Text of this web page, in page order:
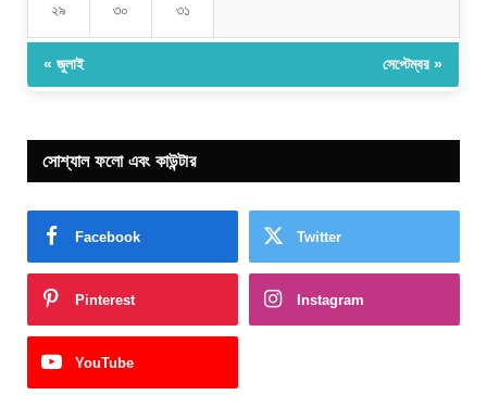
২৯ ৩০ ৩১
« জুলাই সেপ্টেম্বর »
সোশ্যাল ফলো এবং কাউন্টার
Facebook Twitter
Pinterest Instagram
YouTube